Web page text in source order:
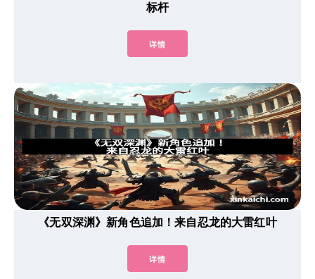
标杆
详情
《无双深渊》新角色追加！来自忍龙的大雷红叶
详情